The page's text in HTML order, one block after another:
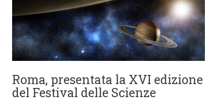
Roma, presentata la XVI edizione
del Festival delle Scienze